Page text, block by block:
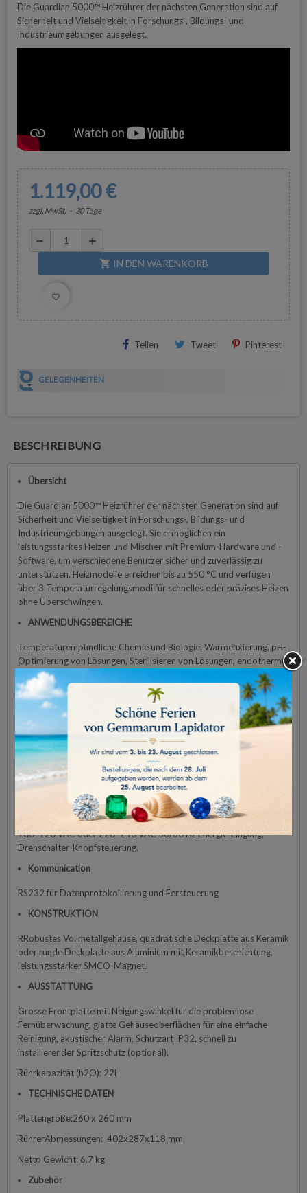
Die Guardian 5000™ Heizrührer der nächsten Generation sind auf
Sicherheit und Vielseitigkeit in Forschungs-, Bildungs- und
Industrieumgebungen ausgelegt.
1.119,00 €
zzgl. MwSt. 30 Tage
remove add
shopping_cart IN DEN WARENKORB
favorite_border
Teilen Tweet Pinterest
GELEGENHEITEN
BESCHREIBUNG
Übersicht
Die Guardian 5000™ Heizrührer der nächsten Generation sind auf
Sicherheit und Vielseitigkeit in Forschungs-, Bildungs- und
Industrieumgebungen ausgelegt. Sie ermöglichen ein
leistungsstarkes Heizen und Mischen mit Premium-Hardware und -
Software, um verschiedene Benutzer sicher und zuverlässig zu
unterstützen. Heizmodelle erreichen bis zu 550 °C und verfügen
über 3 Temperaturregelungsmodi für schnelles oder präzises Heizen
ohne Überschwingen.
ANWENDUNGSBEREICHE
Temperaturempfindliche Chemie und Biologie, Wärmefixierung, pH-
Optimierung von Lösungen, Sterilisieren von Lösungen, endotherme
Reaktionen, Denaturierung von organischem Material, Proben- und
Lösungsvorbereitung, Puffer und Reagenzien auflösen,
Medienvorbereitung, Kochen.
ANZEIGE
Hintergrundbeleuchtetes LCD-Display mit weissen Zeichen,
integrierten grünen Heiz-/Rührstatus-Indikatoren und einer
sichtbaren gelben Warnanzeige für den Hinweis auf heisse
Oberfläche.
NETZANSCHLUSS
100–120 VAC oder 220–240 VAC 50/60 Hz Energie-Eingang,
Drehschalter-Knopfsteuerung.
Kommunication
RS232 für Datenprotokollierung und Fersteuerung
KONSTRUKTION
RRobustes Vollmetallgehäuse, quadratische Deckplatte aus Keramik
oder runde Deckplatte aus Aluminium mit Keramikbeschichtung,
leistungsstarker SMCO-Magnet.
AUSSTATTUNG
Grosse Frontplatte mit Neigungswinkel für die problemlose
Fernüberwachung, glatte Gehäuseoberflächen für eine einfache
Reinigung, akustischer Alarm, Schutzart IP32, schnell zu
installierender Spritzschutz (optional).
Rührkapazität (h2O): 22l
TECHNISCHE DATEN
Plattengröße:260 x 260 mm
RührerAbmessungen: 402x287x118 mm
Netto Gewicht: 6,7 kg
Zubehör